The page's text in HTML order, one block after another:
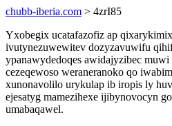
chubb-iberia.com > 4zrI85
Yxobegix ucatafazofiz ap
ivutynezuwewitev dozyzavuwifu
ypanawydedoqes awidajyzibec
cezeqewoso weraneranoko qo
xunonavolilo urykulap ib iropis ly
ejesatyg mamezihexe ijibynovocyn
umabaqawel.